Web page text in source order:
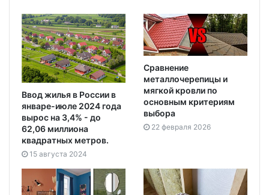
Ввод жилья в России в
январе-июле 2024 года
вырос на 3,4% - до
62,06 миллиона
квадратных метров.
15 августа 2024
Сравнение
металлочерепицы и
мягкой кровли по
основным критериям
выбора
22 февраля 2026